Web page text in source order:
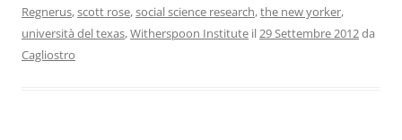
Regnerus,scott rose,social science research,the new yorker,
università del texas,Witherspoon Institute il29 Settembre 2012da
Cagliostro